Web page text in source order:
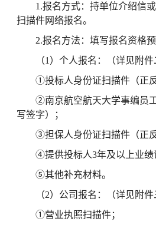
1.报名方式：持单位介绍信
扫描件网络报名。
2.报名方法：填写报名资格
（1）个人报名：（详见附
①投标人身份证扫描件（正反
②南京航空航天大学事编员
写签字）；
③担保人身份证扫描件（正反
④提供投标人3年及以上业绩
⑤其他补充材料。
（2）公司报名：（详见附
①营业执照扫描件；